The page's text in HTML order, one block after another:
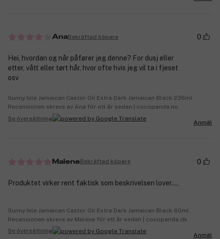
AnaBekräftad köpare 0
Hei, hvordan og når påfører jeg denne? For dusj eller
etter, vått eller tørt hår, hvor ofte hvis jeg vil ta i fjeset
osv
Sunny Isle Jamaican Castor Oil Extra Dark Jamaican Black 236ml
Recensionen skrevs av Ana för ett år sedan | cocopanda.no
Se översättning
Anmäl
MaleneBekräftad köpare 0
Produktet virker rent faktisk som beskrivelsen lover…,
Sunny Isle Jamaican Castor Oil Extra Dark Jamaican Black 60ml
Recensionen skrevs av Malene för ett år sedan | cocopanda.dk
Se översättning
Anmäl